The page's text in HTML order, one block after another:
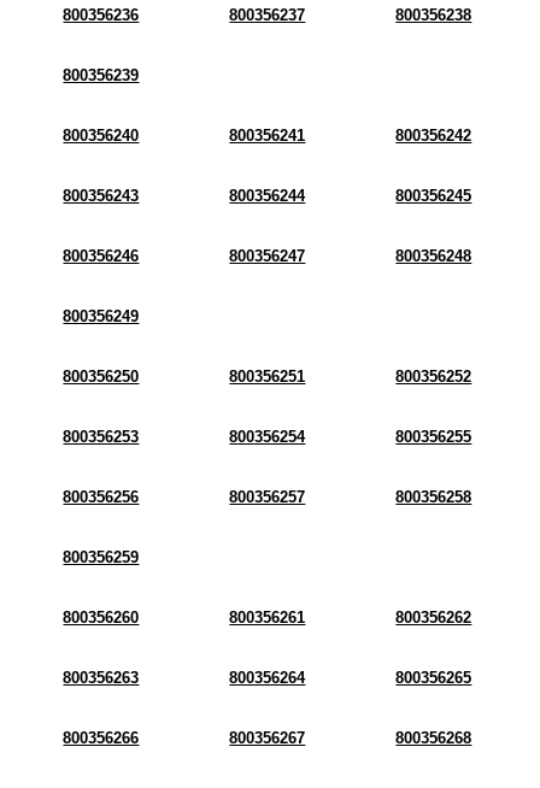
800356236 800356237 800356238
800356239
800356240 800356241 800356242
800356243 800356244 800356245
800356246 800356247 800356248
800356249
800356250 800356251 800356252
800356253 800356254 800356255
800356256 800356257 800356258
800356259
800356260 800356261 800356262
800356263 800356264 800356265
800356266 800356267 800356268